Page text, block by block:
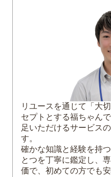
金塊（きん
歴史に見るイン
インゴットの種類
鋳造バー（キャ
圧延バー（ミン
金のインゴットに
シリアルナンバ
ブランド
重さ
素材
製錬・分析業者
純度
リユースを通じて「大
セプトとする福ちゃん
足いただけるサービス
す。
確かな知識と経験を持
とつを丁寧に鑑定し、
価で、初めての方でも